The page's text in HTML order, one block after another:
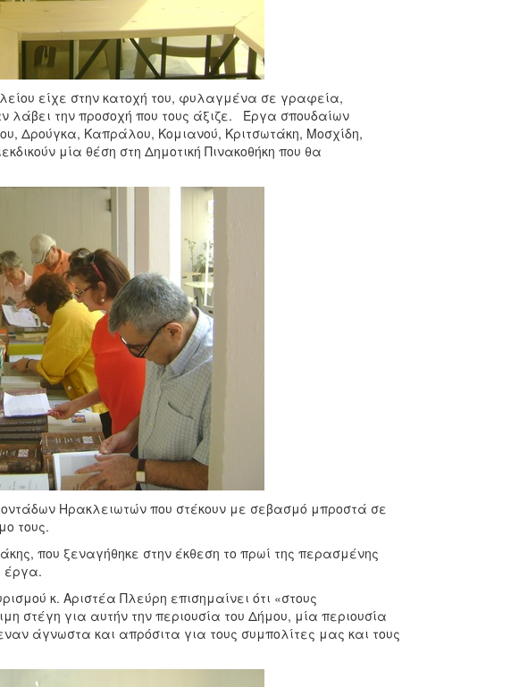
είχε στην κατοχή του, φυλαγμένα σε γραφεία,
λάβει την προσοχή που τους άξιζε. Έργα σπουδαίων
Δρούγκα, Καπράλου, Κομιανού, Κριτσωτάκη, Μοσχίδη,
μία θέση στη Δημοτική Πινακοθήκη που θα
Ηρακλειωτών που στέκουν με σεβασμό μπροστά σε
τους.
που ξεναγήθηκε στην έκθεση το πρωί της περασμένης
έργα.
κ. Αριστέα Πλεύρη επισημαίνει ότι «στους
στέγη για αυτήν την περιουσία του Δήμου, μία περιουσία
άγνωστα και απρόσιτα για τους συμπολίτες μας και τους